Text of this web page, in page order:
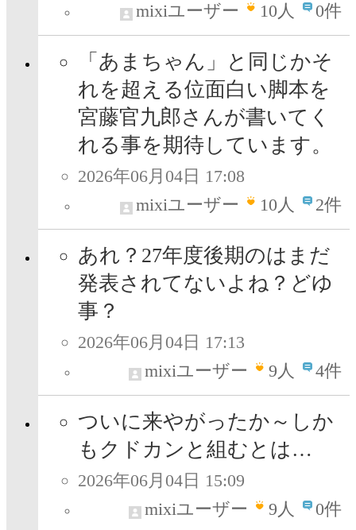
mixiユーザー
10人 0件
「あまちゃん」と同じかそ
れを超える位面白い脚本を
宮藤官九郎さんが書いてく
れる事を期待しています。
2026年06月04日 17:08
mixiユーザー
10人 2件
あれ？27年度後期のはまだ
発表されてないよね？どゆ
事？
2026年06月04日 17:13
mixiユーザー
9人 4件
ついに来やがったか～しか
もクドカンと組むとは…
2026年06月04日 15:09
mixiユーザー
9人 0件